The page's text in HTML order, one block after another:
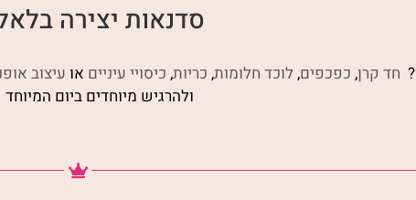
סדנאות יצירה
חד קרן, כפכפים, לוכד חלומות, כריות, כיסויי עיניים אועיצוב
ולהרגיש מיוחדים ביום